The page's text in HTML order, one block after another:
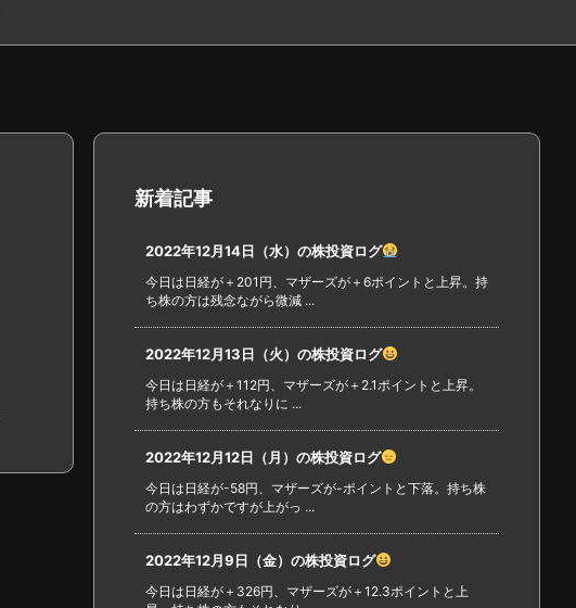
新着記事
2022年12月14日（水）の株投資ログ
今日は日経が＋201円、マザーズが＋6ポイントと上昇。持
ち株の方は残念ながら微減 ...
2022年12月13日（火）の株投資ログ
今日は日経が＋112円、マザーズが＋2.1ポイントと上昇。
持ち株の方もそれなりに ...
2022年12月12日（月）の株投資ログ
今日は日経が-58円、マザーズが-ポイントと下落。持ち株
の方はわずかですが上がっ ...
2022年12月9日（金）の株投資ログ
今日は日経が＋326円、マザーズが＋12.3ポイントと上